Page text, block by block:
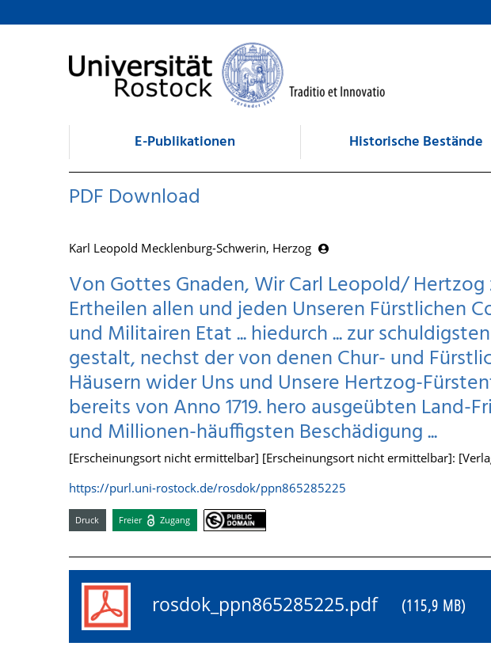
zum Inhalt
E-Publikationen Historische Bestände
PDF Download
Karl Leopold Mecklenburg-Schwerin, Herzog
Von Gottes Gnaden, Wir Carl Leopold/ Hertzog
Ertheilen allen und jeden Unseren Fürstlichen
und Militairen Etat ... hiedurch ... zur
gestalt, nechst der von denen Chur- und
Häusern wider Uns und Unsere Hertzog-
bereits von Anno 1719. hero ausgeübten Land-
und Millionen-häuffigsten Beschädigung ...
[Erscheinungsort nicht ermittelbar] [Erscheinungsort nicht ermittelbar]:
https://purl.uni-rostock.de/rosdok/ppn865285225
Druck Freier Zugang
rosdok_ppn865285225.pdf (115,9 MB)